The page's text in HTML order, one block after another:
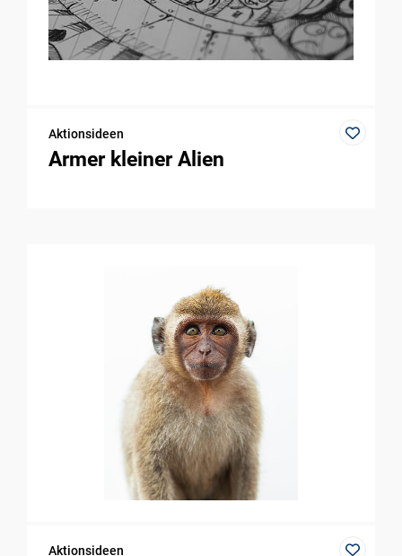
Aktionsideen
Armer kleiner Alien
Aktionsideen